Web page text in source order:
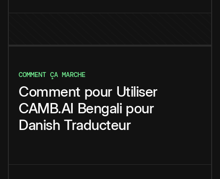
COMMENT ÇA MARCHE
Comment pour Utiliser
CAMB.AI Bengali pour
Danish Traducteur